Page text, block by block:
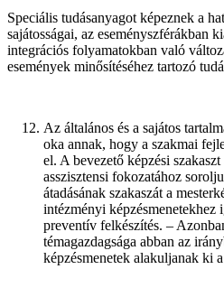
Speciális tudásanyagot képeznek a
sajátosságai, az eseményszférákban
integrációs folyamatokban való
események minősítéséhez tartozó
Az általános és a sajátos
oka annak, hogy a szakmai
el. A bevezető képzési
asszisztensi fokozatához
átadásának szakaszát a
intézményi képzésmenetekhez
preventív felkészítés. –
témagazdagsága abban az
képzésmenetek alakuljanak ki